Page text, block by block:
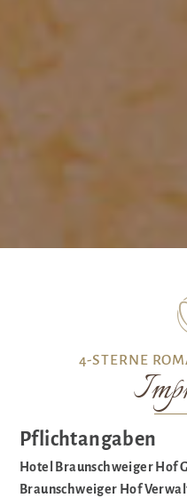
4-STERNE
Pflichtangaben
Hotel Braunschweiger Hof
Braunschweiger Hof